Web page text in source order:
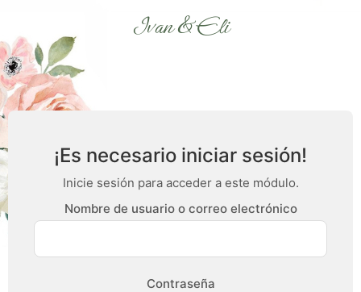
Ivan & Eli
¡Es necesario iniciar sesión!
Inicie sesión para acceder a este módulo.
Nombre de usuario o correo electrónico
Contraseña